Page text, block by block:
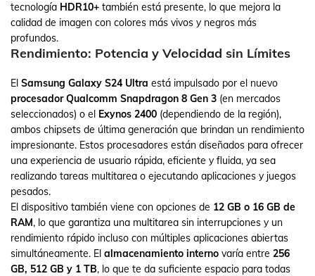
tecnología HDR10+ también está presente, lo que mejora la
calidad de imagen con colores más vivos y negros más
profundos.
Rendimiento: Potencia y Velocidad sin Límites
El Samsung Galaxy S24 Ultra está impulsado por el nuevo
procesador Qualcomm Snapdragon 8 Gen 3 (en mercados
seleccionados) o el Exynos 2400 (dependiendo de la región),
ambos chipsets de última generación que brindan un rendimiento
impresionante. Estos procesadores están diseñados para ofrecer
una experiencia de usuario rápida, eficiente y fluida, ya sea
realizando tareas multitarea o ejecutando aplicaciones y juegos
pesados.
El dispositivo también viene con opciones de 12 GB o 16 GB de
RAM, lo que garantiza una multitarea sin interrupciones y un
rendimiento rápido incluso con múltiples aplicaciones abiertas
simultáneamente. El almacenamiento interno varía entre 256
GB, 512 GB y 1 TB, lo que te da suficiente espacio para todas